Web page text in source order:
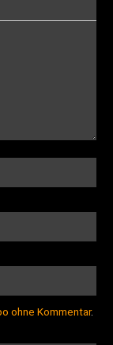
ohne Kommentar.